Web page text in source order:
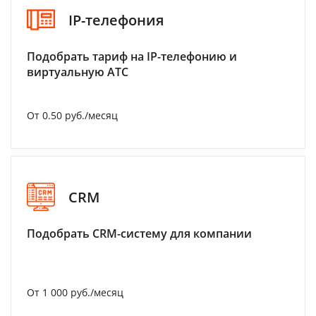
IP-телефония
Подобрать тариф на IP-телефонию и
виртуальную АТС
От 0.50 руб./месяц
CRM
Подобрать CRM-систему для компании
От 1 000 руб./месяц